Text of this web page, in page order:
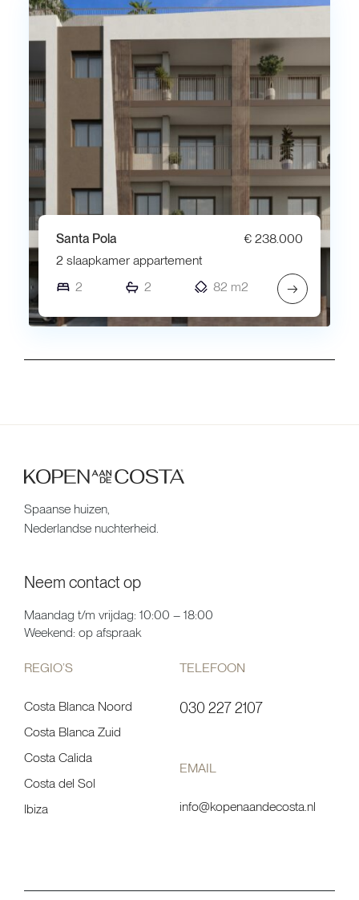
Santa Pola
€ 238.000
2 slaapkamer appartement
2
2 82 m2 →
Spaanse huizen,
Nederlandse nuchterheid.
Neem contact op
Maandag t/m vrijdag: 10:00 – 18:00
Weekend: op afspraak
REGIO’S
Costa Blanca Noord
Costa Blanca Zuid
Costa Calida
Costa del Sol
Ibiza
TELEFOON
030 227 2107
EMAIL
info@kopenaandecosta.nl